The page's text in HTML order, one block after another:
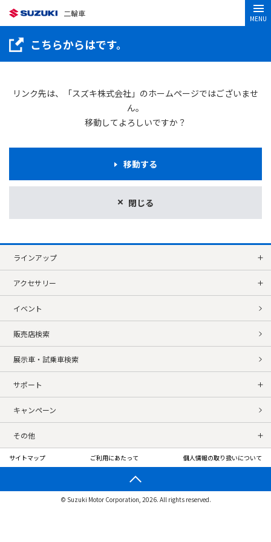
二輪車
MENU
こちらからはです。
リンク先は、「スズキ株式会社」のホームページではございませ
ん。
移動してよろしいですか？
閉じる
移動する
ラインアップ
アクセサリー
イベント
販売店検索
展示車・試乗車検索
サポート
キャンペーン
その他
サイトマップ ご利用にあたって 個人情報の取り扱いについて
© Suzuki Motor Corporation, 2026. All rights reserved.